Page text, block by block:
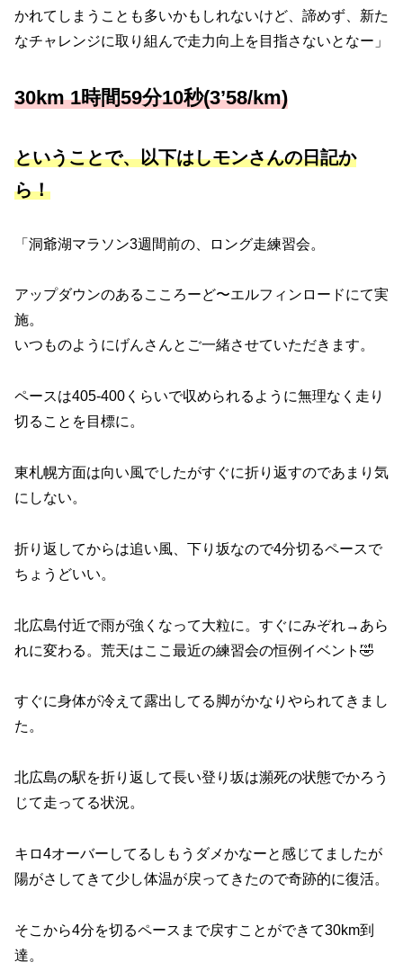
かれてしまうことも多いかもしれないけど、諦めず、新た
なチャレンジに取り組んで走力向上を目指さないとなー」
30km 1時間59分10秒(3’58/km)
ということで、以下はしモンさんの日記か
ら！
「洞爺湖マラソン3週間前の、ロング走練習会。
アップダウンのあるこころーど〜エルフィンロードにて実
施。
いつものようにげんさんとご一緒させていただきます。
ペースは405-400くらいで収められるように無理なく走り
切ることを目標に。
東札幌方面は向い風でしたがすぐに折り返すのであまり気
にしない。
折り返してからは追い風、下り坂なので4分切るペースで
ちょうどいい。
北広島付近で雨が強くなって大粒に。すぐにみぞれ→あら
れに変わる。荒天はここ最近の練習会の恒例イベント🤣
すぐに身体が冷えて露出してる脚がかなりやられてきまし
た。
北広島の駅を折り返して長い登り坂は瀕死の状態でかろう
じて走ってる状況。
キロ4オーバーしてるしもうダメかなーと感じてましたが
陽がさしてきて少し体温が戻ってきたので奇跡的に復活。
そこから4分を切るペースまで戻すことができて30km到
達。